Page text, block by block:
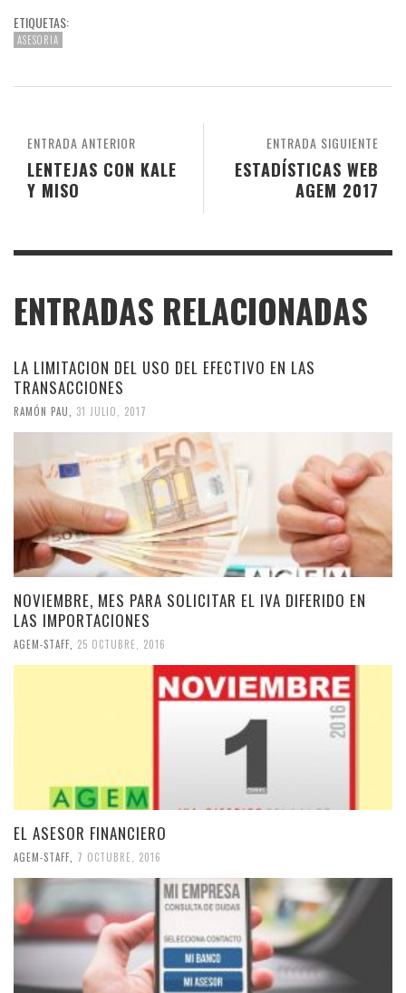
ETIQUETAS:
ASESORIA
ENTRADA SIGUIENTE
ESTADÍSTICAS WEB
AGEM 2017
ENTRADA ANTERIOR
LENTEJAS CON KALE
Y MISO
ENTRADAS RELACIONADAS
LA LIMITACION DEL USO DEL EFECTIVO EN LAS
TRANSACCIONES
RAMÓN PAU 31 JULIO, 2017
NOVIEMBRE, MES PARA SOLICITAR EL IVA DIFERIDO EN
LAS IMPORTACIONES
AGEM-STAFF 25 OCTUBRE, 2016
EL ASESOR FINANCIERO
AGEM-STAFF 7 OCTUBRE, 2016